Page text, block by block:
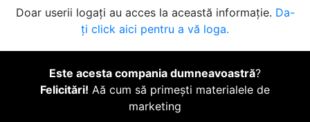
Doar userii logați au acces la această informație. Da-
ți click aici pentru a vă loga.
Este acesta compania dumneavoastră?
Felicitări! Aă cum să primești materialele de
marketing